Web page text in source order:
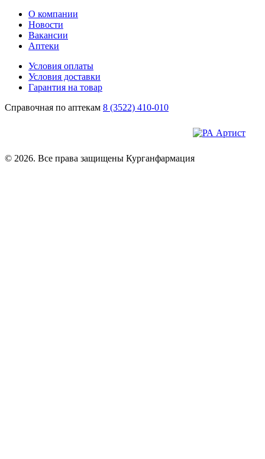
О компании
Новости
Вакансии
Аптеки
Условия оплаты
Условия доставки
Гарантия на товар
Справочная по аптекам 8 (3522) 410-010
© 2026. Все права защищены Курганфармация